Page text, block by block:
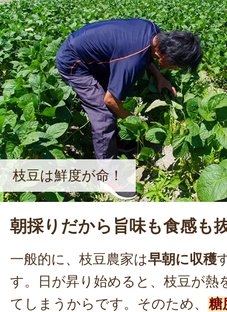
枝豆は鮮度が命！
朝採りだから旨味も食感も
一般的に、枝豆農家は早朝に収穫
す。日が昇り始めると、枝豆が熱
てしまうからです。そのため、 糖